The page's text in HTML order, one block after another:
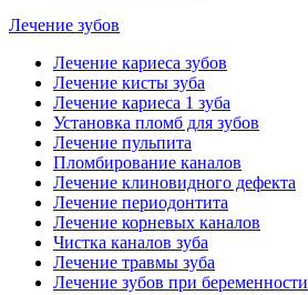
Лечение зубов
Лечение кариеса зубов
Лечение кисты зуба
Лечение кариеса 1 зуба
Установка пломб для зубов
Лечение пульпита
Пломбирование каналов
Лечение клиновидного дефекта
Лечение периодонтита
Лечение корневых каналов
Чистка каналов зуба
Лечение травмы зуба
Лечение зубов при беременности